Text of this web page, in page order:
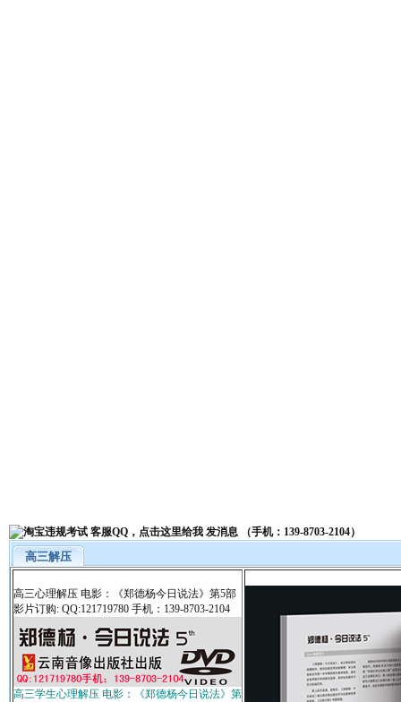
高三解压
高三心理解压 电影：《郑德杨今日说法》第5部
影片订购: QQ:121719780 手机：139-8703-2104
高三学生心理解压 电影：《郑德杨今日说法》第